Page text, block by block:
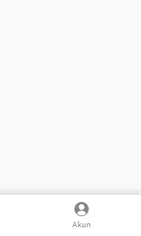
Akun